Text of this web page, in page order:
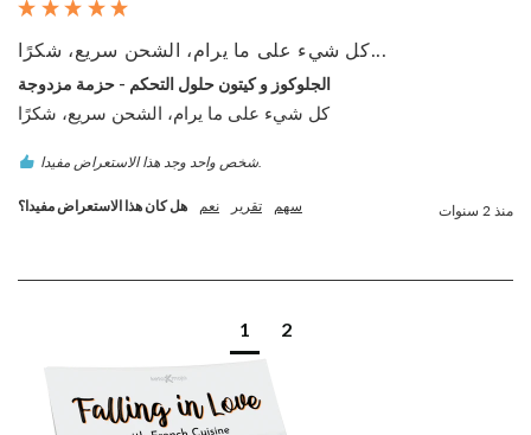
كل شيء على ما يرام، الشحن سريع، شكرًا...
الجلوكوز و كيتون حلول التحكم - حزمة مزدوجة
كل شيء على ما يرام، الشحن سريع، شكرًا
هل كان هذا الاستعراض مفيدا؟ نعم تقرير سهم منذ 2 سنوات
1 2